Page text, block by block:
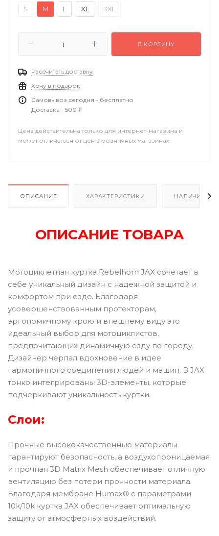
S M L XL 3XL
В КОРЗИНУ
Рассчитать доставку
Хочу в подарок
Самовывоз сегодня - бесплатно
Доставка - 500 ₽
Цена действительна только для интернет-магазина и
может отличаться от цен в розничных магазинах
ОПИСАНИЕ ХАРАКТЕРИСТИКИ НАЛИЧИЕ В
ОПИСАНИЕ ТОВАРА
Мотоциклетная куртка Rebelhorn JAX сочетает в
себе уникальный дизайн с надежной защитой и
комфортом при езде. Благодаря
усовершенствованным протекторам,
эргономичному крою и внешнему виду это
идеальный выбор для мотоциклистов,
предпочитающих динамичную езду по городу.
Дизайнер черпал вдохновение в идее
гармоничного соединения людей и машин. В JAX
тонко интегрированы 3D-элементы, которые
подчеркивают уникальность куртки.
Слои:
Прочные высококачественные материалы
гарантируют безопасность, а воздухопроницаемая
и прочная 3D Matrix Mesh обеспечивает отличную
вентиляцию без потери прочности материала.
Благодаря мембране Humax® с параметрами
10k/10k куртка JAX обеспечивает оптимальную
защиту от атмосферных воздействий.